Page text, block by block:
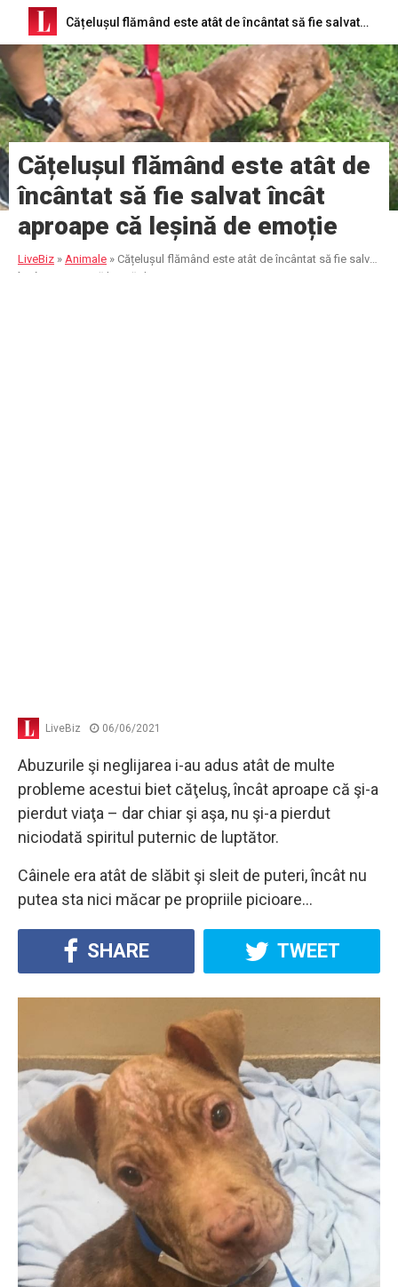
Cățelușul flămând este atât de încântat să fie salvat încât aproape că leșină de emoție
Cățelușul flămând este atât de
încântat să fie salvat încât
aproape că leșină de emoție
LiveBiz » Animale » Cățelușul flămând este atât de încântat să fie salvat
încât aproape că leșină de emoție
LiveBiz 06/06/2021
Abuzurile şi neglijarea i-au adus atât de multe
probleme acestui biet căţeluş, încât aproape că şi-a
pierdut viaţa – dar chiar şi aşa, nu şi-a pierdut
niciodată spiritul puternic de luptător.
Câinele era atât de slăbit şi sleit de puteri, încât nu
putea sta nici măcar pe propriile picioare…
SHARE TWEET